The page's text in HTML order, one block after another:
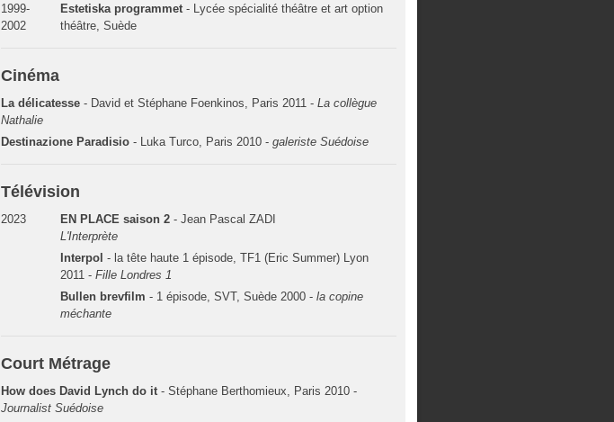
1999-
2002
Estetiska programmet- Lycée spécialité théâtre et art option
théâtre, Suède
Cinéma
La délicatesse - David et Stéphane Foenkinos, Paris 2011 - La collègue
Nathalie
Destinazione Paradisio - Luka Turco, Paris 2010 - galeriste Suédoise
Télévision
2023 EN PLACE saison 2 - Jean Pascal ZADI
L'Interprète
Interpol - la tête haute 1 épisode, TF1 (Eric Summer) Lyon
2011 -Fille Londres 1
Bullen brevfilm - 1 épisode, SVT, Suède 2000 -la copine
méchante
Court Métrage
How does David Lynch do it- Stéphane Berthomieux, Paris 2010 -
Journalist Suédoise